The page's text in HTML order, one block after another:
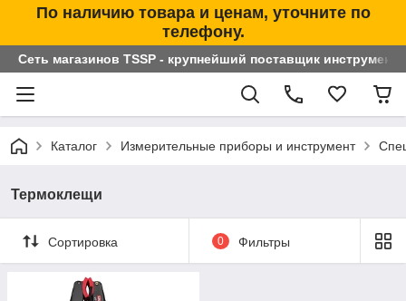
По наличию товара и ценам, уточните по
телефону.
Сеть магазинов TSSP - крупнейший поставщик
Каталог Измерительные приборы и инструмент
Термоклещи
Сортировка 0 Фильтры